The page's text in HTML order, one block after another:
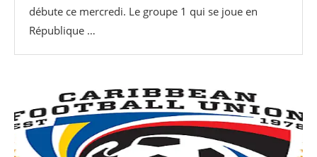
débute ce mercredi. Le groupe 1 qui se joue en
République …